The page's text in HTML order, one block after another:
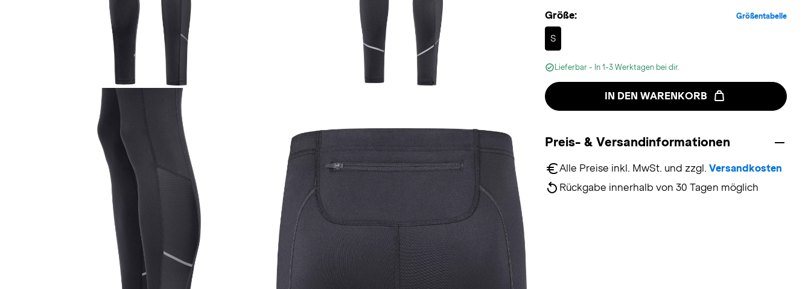
Größe: Größentabelle
S
Selected
Lieferbar - In 1-3 Werktagen bei dir.
IN DEN WARENKORB
Preis- & Versandinformationen
Alle Preise inkl. MwSt. und zzgl. Versandkosten
Rückgabe innerhalb von 30 Tagen möglich